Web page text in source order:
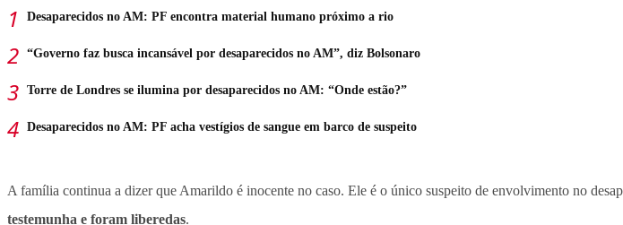
Desaparecidos no AM: PF encontra material humano próximo a rio
“Governo faz busca incansável por desaparecidos no AM”, diz Bolsonaro
Torre de Londres se ilumina por desaparecidos no AM: “Onde estão?”
Desaparecidos no AM: PF acha vestígios de sangue em barco de suspeito
A família continua a dizer que Amarildo é inocente no caso. Ele é o único suspeito de envolvimento no
testemunha e foram liberedas.